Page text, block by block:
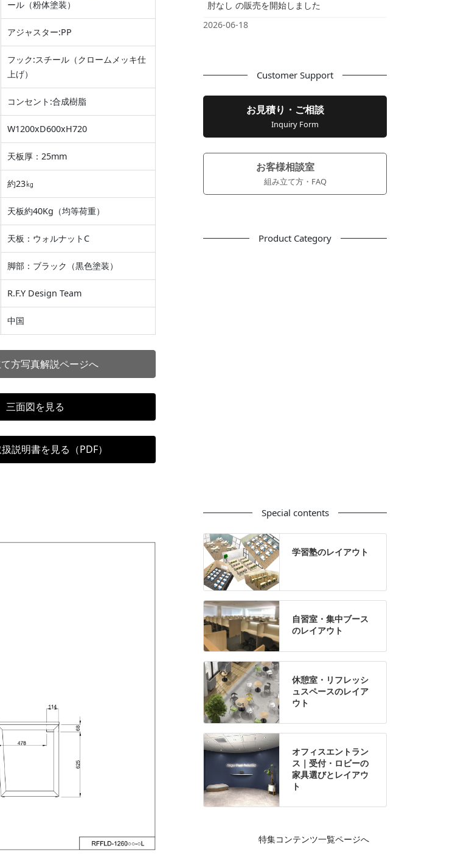
ール（粉体塗装）
アジャスター:PP
フック:スチール（クロームメッキ仕
上げ）
コンセント:合成樹脂
W1200xD600xH720
天板厚：25mm
約23㎏
天板約40Kg（均等荷重）
天板：ウォルナットC
脚部：ブラック（黒色塗装）
R.F.Y Design Team
中国
方写真解説ページへ
三面図を見る
説明書を見る（PDF）
肘なし の販売を開始しました
2026-06-18
Customer Support
お見積り・ご相談
Inquiry Form
お客様相談室
組み立て方・FAQ
Product Category
Special contents
学習塾のレイアウト
自習室・集中ブース
のレイアウト
休憩室・リフレッシ
ュスペースのレイア
ウト
オフィスエントラン
ス｜受付・ロビーの
家具選びとレイアウ
ト
特集コンテンツ一覧ページへ